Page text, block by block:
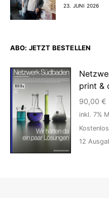
23. JUNI 2026
ABO: JETZT BESTELLEN
print &
90,00 €
inkl. 7%
12